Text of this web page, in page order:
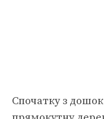
Спочатку з